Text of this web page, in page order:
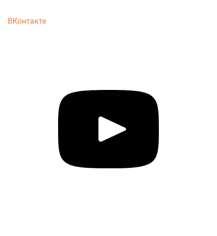
ВКонтакте